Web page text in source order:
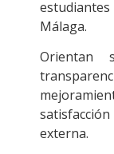
Málaga.
Orientan
externa.